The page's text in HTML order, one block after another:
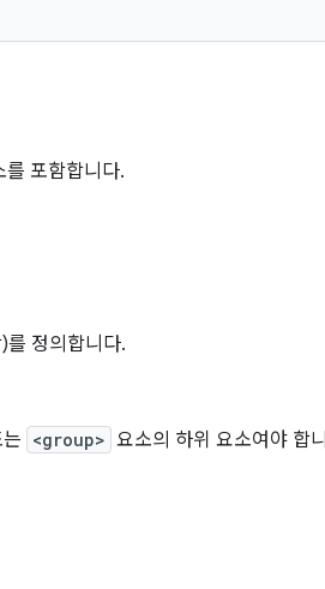
를 포함합니다.
를 정의합니다.
<group> 요소의 하위 요소여야 합니